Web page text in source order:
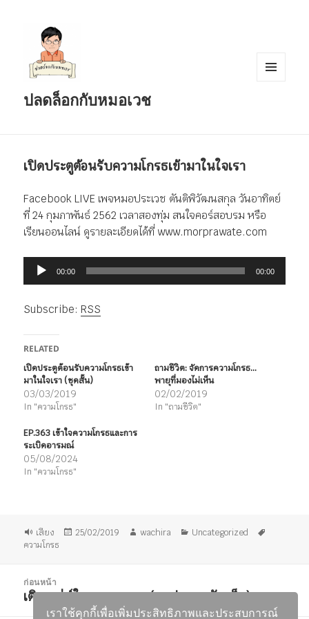
ปลดล็อกกับหมอเวช
เปิดประตูต้อนรับความโกรธเข้ามาในใจเรา
Facebook LIVE เพจหมอประเวช ตันติพิวัฒนสกุล วันอาทิตย์
ที่ 24 กุมภาพันธ์ 2562 เวลาสองทุ่ม สนใจคอร์สอบรม หรือ
เรียนออนไลน์ ดูรายละเอียดได้ที่ www.morprawate.com
เสียง
00:00 00:00
Subscribe: RSS
RELATED
เปิดประตูต้อนรับความโกรธเข้า
มาในใจเรา (ชุดสั้น)
03/03/2019
In "ความโกรธ"
ถามชีวิต: จัดการความโกรธ…
พายุที่มองไม่เห็น
02/02/2019
In "ถามชีวิต"
EP.363 เข้าใจความโกรธและการ
ระเบิดอารมณ์
05/08/2024
In "ความโกรธ"
รูป
แบบ
เสียง
เขียน
25/02/2019
ผู้
wachira
หมวด
Uncategorized
ความโกรธ
ก่อนหน้า
เรื่อง
เติมเสน่ห์ในบทสนทนา (สรุปจากฉบับเต็ม)
เราใช้คุกกี้เพื่อเพิ่มประสิทธิภาพและประสบการณ์